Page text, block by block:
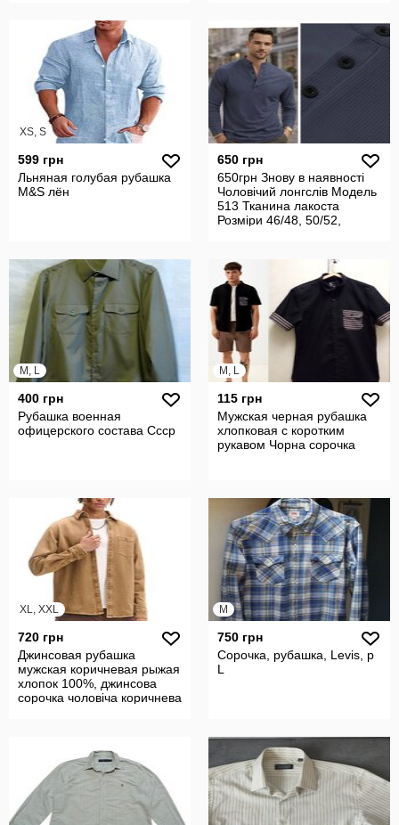
XS, S
599 грн
Льняная голубая рубашка
M&S лён
650 грн
650грн Знову в наявності
Чоловічий лонгслів Модель
513 Тканина лакоста
Розміри 46/48, 50/52,
M, L
400 грн
Рубашка военная
офицерского состава Ссср
M, L
115 грн
Мужская черная рубашка
хлопковая с коротким
рукавом Чорна сорочка
XL, XXL
720 грн
Джинсовая рубашка
мужская коричневая рыжая
хлопок 100%, джинсова
сорочка чоловіча коричнева
M
750 грн
Сорочка, рубашка, Levis, р
L